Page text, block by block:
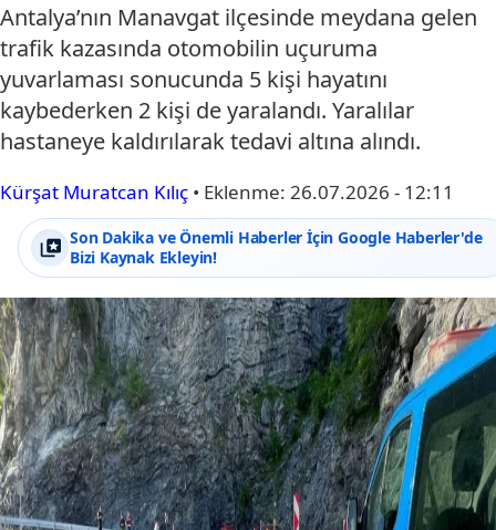
Antalya’nın Manavgat ilçesinde meydana gelen
trafik kazasında otomobilin uçuruma
yuvarlaması sonucunda 5 kişi hayatını
kaybederken 2 kişi de yaralandı. Yaralılar
hastaneye kaldırılarak tedavi altına alındı.
Kürşat Muratcan Kılıç • Eklenme: 26.07.2026 - 12:11
Son Dakika ve Önemli Haberler İçin Google Haberler'de
Bizi Kaynak Ekleyin!